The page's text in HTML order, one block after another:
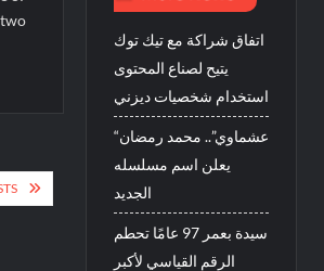
اتفاق شراكة مع تيك توك
يتيح لصناع المحتوى
استخدام شخصيات ديزني
“عشماوي”.. محمد رمضان
يعلن اسم مسلسله
الجديد
سيدة بعمر 97 عامًا تحطم
الرقم القياسي لأكبر